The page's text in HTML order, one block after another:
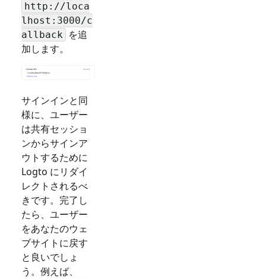
http://loca
lhost:3000/c
allback を追
加します。
サインインと同
様に、ユーザー
は共有セッショ
ンからサインア
ウトするために
Logto にリダイ
レクトされるべ
きです。完了し
たら、ユーザー
をあなたのウェ
ブサイトに戻す
と良いでしょ
う。例えば、